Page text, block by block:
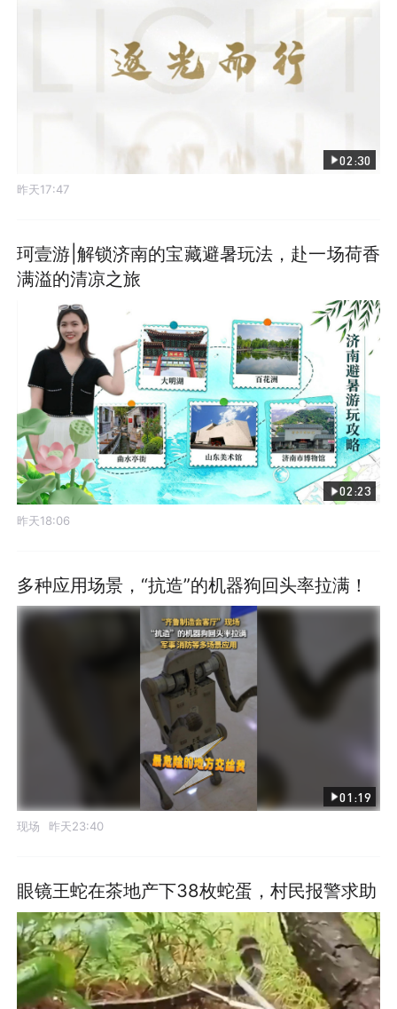
02:30
昨天17:47
珂壹游|解锁济南的宝藏避暑玩法，赴一场荷香
满溢的清凉之旅
02:23
昨天18:06
多种应用场景，“抗造”的机器狗回头率拉满！
01:19
现场 昨天23:40
眼镜王蛇在茶地产下38枚蛇蛋，村民报警求助